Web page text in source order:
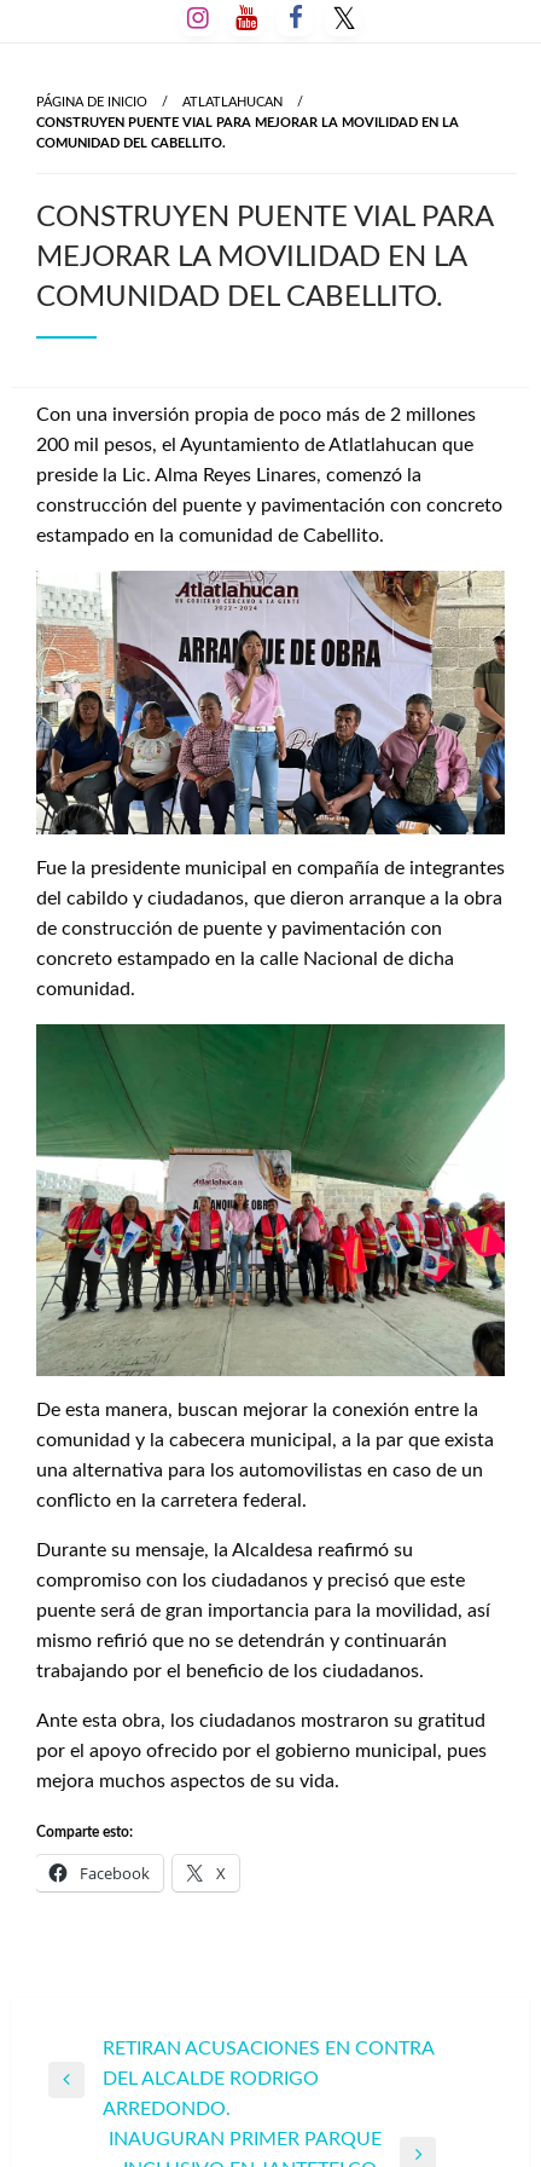
al
PÁGINA DE INICIO
ATLATLAHUCAN
CONSTRUYEN PUENTE VIAL PARA MEJORAR LA MOVILIDAD EN LA
COMUNIDAD DEL CABELLITO.
CONSTRUYEN PUENTE VIAL PARA
MEJORAR LA MOVILIDAD EN LA
COMUNIDAD DEL CABELLITO.
Con una inversión propia de poco más de 2 millones
200 mil pesos, el Ayuntamiento de Atlatlahucan que
preside la Lic. Alma Reyes Linares, comenzó la
construcción del puente y pavimentación con concreto
estampado en la comunidad de Cabellito.
Fue la presidente municipal en compañía de integrantes
del cabildo y ciudadanos, que dieron arranque a la obra
de construcción de puente y pavimentación con
concreto estampado en la calle Nacional de dicha
comunidad.
De esta manera, buscan mejorar la conexión entre la
comunidad y la cabecera municipal, a la par que exista
una alternativa para los automovilistas en caso de un
conflicto en la carretera federal.
Durante su mensaje, la Alcaldesa reafirmó su
compromiso con los ciudadanos y precisó que este
puente será de gran importancia para la movilidad, así
mismo refirió que no se detendrán y continuarán
trabajando por el beneficio de los ciudadanos.
Ante esta obra, los ciudadanos mostraron su gratitud
por el apoyo ofrecido por el gobierno municipal, pues
mejora muchos aspectos de su vida.
Comparte esto:
Facebook X
Navegación
de
entradas
RETIRAN ACUSACIONES EN CONTRA
DEL ALCALDE RODRIGO
ARREDONDO.
INAUGURAN PRIMER PARQUE